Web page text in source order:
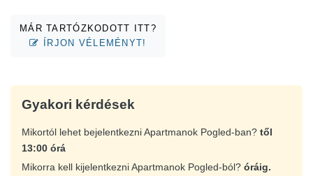
MÁR TARTÓZKODOTT ITT?
ÍRJON VÉLEMÉNYT!
Gyakori kérdések
Mikortól lehet bejelentkezni Apartmanok Pogled-ban? től
13:00 órá
Mikorra kell kijelentkezni Apartmanok Pogled-ból? óráig.